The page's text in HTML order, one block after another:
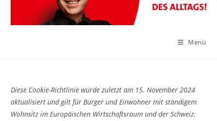
Menü
Diese Cookie-Richtlinie wurde zuletzt am 15. November 2024
aktualisiert und gilt für Bürger und Einwohner mit ständigem
Wohnsitz im Europäischen Wirtschaftsraum und der Schweiz.